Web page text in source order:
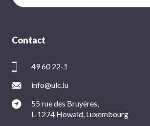
Contact
49 60 22-1
info@ulc.lu
55 rue des Bruyères,
L-1274 Howald, Luxembourg